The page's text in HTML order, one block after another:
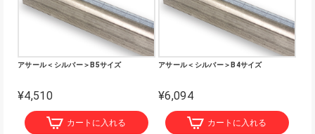
アサール＜シルバー＞B5サイズ
¥4,510
カートに入れる
アサール＜シルバー＞B4サイズ
¥6,094
カートに入れる